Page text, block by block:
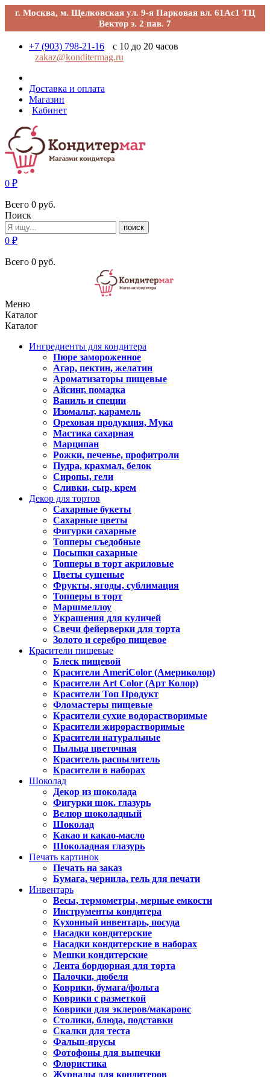
г. Москва, м. Щелковская ул. 9-я Парковая вл. 61Ас1 ТЦ
Вектор э. 2 пав. 7
+7 (903) 798-21-16
с 10 до 20 часов
zakaz@konditermag.ru
Доставка и оплата
Магазин
Кабинет
0 ₽
Всего 0 руб.
Поиск
поиск
0 ₽
Всего 0 руб.
Меню
Каталог
Каталог
Ингредиенты для кондитера
Пюре замороженное
Агар, пектин, желатин
Ароматизаторы пищевые
Айсинг, помадка
Ваниль и специи
Изомальт, карамель
Ореховая продукция, Мука
Мастика сахарная
Марципан
Рожки, печенье, профитроли
Пудра, крахмал, белок
Сиропы, гели
Сливки, сыр, крем
Декор для тортов
Сахарные букеты
Сахарные цветы
Фигурки сахарные
Топперы съедобные
Посыпки сахарные
Топперы в торт акриловые
Цветы сушеные
Фрукты, ягоды, сублимация
Топперы в торт
Маршмеллоу
Украшения для куличей
Свечи фейерверки для торта
Золото и серебро пищевое
Красители пищевые
Блеск пищевой
Красители AmeriColor (Америколор)
Красители Art Color (Арт Колор)
Красители Топ Продукт
Фломастеры пищевые
Красители сухие водорастворимые
Красители жирорастворимые
Красители натуральные
Пыльца цветочная
Краситель распылитель
Красители в наборах
Шоколад
Декор из шоколада
Фигурки шок. глазурь
Велюр шоколадный
Шоколад
Какао и какао-масло
Шоколадная глазурь
Печать картинок
Печать на заказ
Бумага, чернила, гель для печати
Инвентарь
Весы, термометры, мерные емкости
Инструменты кондитера
Кухонный инвентарь, посуда
Насадки кондитерские
Насадки кондитерские в наборах
Мешки кондитерские
Лента бордюрная для торта
Палочки, дюбеля
Коврики, бумага/фольга
Коврики с разметкой
Коврики для эклеров/макаронс
Столики, блюда, подставки
Скалки для теста
Фальш-ярусы
Фотофоны для выпечки
Флористика
Журналы для кондитеров